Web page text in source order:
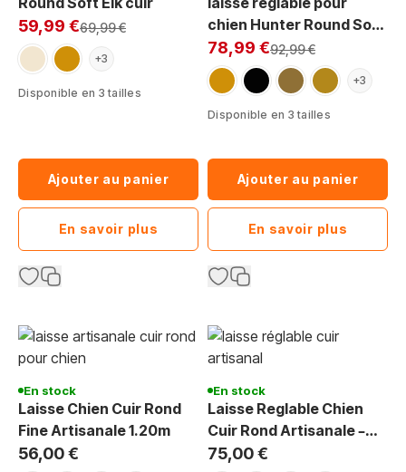
Exclu Web:
59,99 €Prix normal
69,99 €
beige cognac+3
Disponible en 3 tailles
Ajouter au panier
En savoir plus
chien Hunter Round Soft
Elk cuir
Exclu Web:
78,99 €Prix normal
92,99 €
cognacnoir marronmoca +3
Disponible en 3 tailles
Ajouter au panier
En savoir plus
En stock
Laisse Chien Cuir Rond
Fine Artisanale 1.20m
56,00 €
En stock
Laisse Reglable Chien
Cuir Rond Artisanale –
Confort & Balade
75,00 €